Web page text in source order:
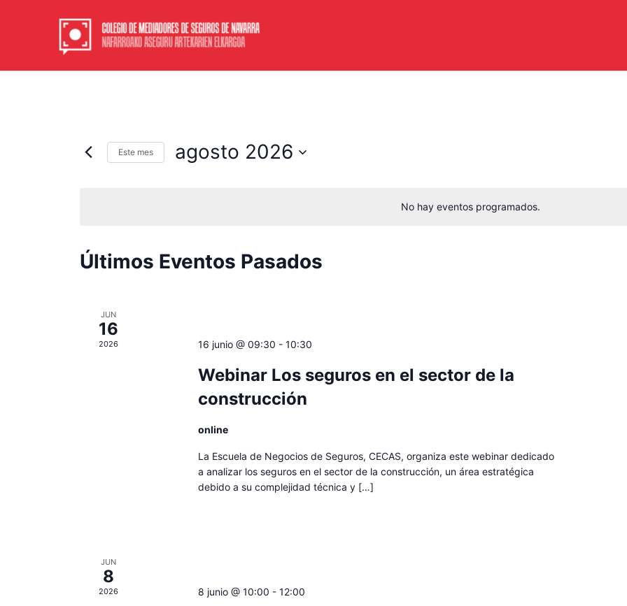
No hay eventos programados.
Este mes agosto 2026
Calendario
Últimos Eventos Pasados
JUN
16
2026 16 junio @ 09:30 -10:30
Webinar Los seguros en el sector de la
construcción
online
La Escuela de Negocios de Seguros, CECAS, organiza este webinar dedicado
a analizar los seguros en el sector de la construcción, un área estratégica
debido a su complejidad técnica y […]
JUN
8
2026 8 junio @ 10:00 -12:00